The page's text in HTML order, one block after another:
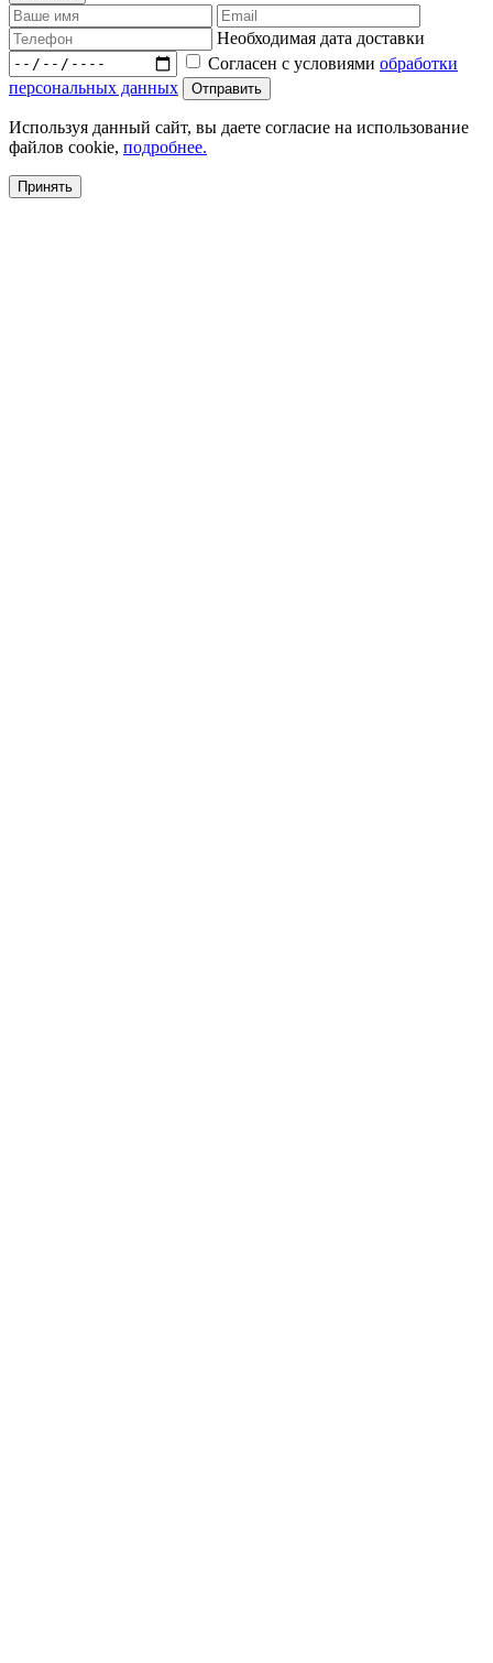
Необходимая дата доставки
Согласен с условиями обработки
персональных данных
Используя данный сайт, вы даете согласие на использование
файлов cookie, подробнее.
Принять